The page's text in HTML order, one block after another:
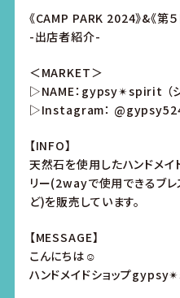
《CAMP PARK 2024》&《第
-出店者紹介-
＜MARKET＞
▷NAME：gypsy✴︎spirit （ジ
▷Instagram：
【INFO】
天然石を使用したハンドメ
リー(2wayで使用できるブレ
ど)を販売しています。
【MESSAGE】
こんにちは☺︎
ハンドメイドショップ